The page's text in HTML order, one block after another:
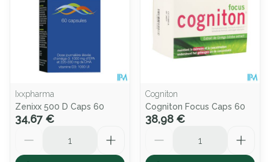
Ixxpharma
Zenixx 500 D Caps 60
34,67 €
Cogniton
Cogniton Focus Caps 60
38,98 €